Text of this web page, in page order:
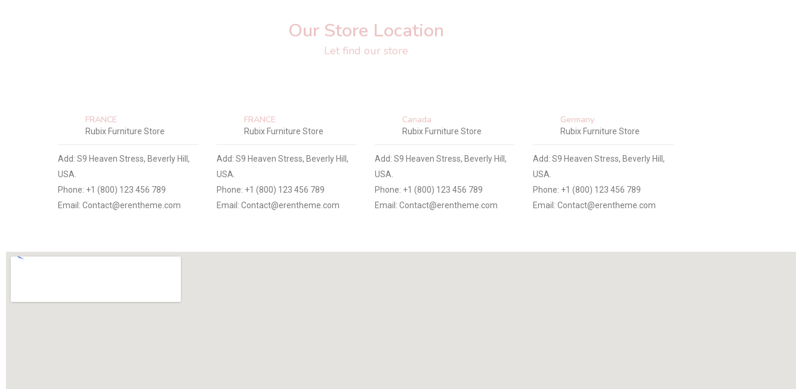
Our Store Location
Let find our store
FRANCE
Rubix Furniture Store
Add: S9 Heaven Stress, Beverly Hill,
USA.
Phone: +1 (800) 123 456 789
Email: Contact@erentheme.com
FRANCE
Rubix Furniture Store
Add: S9 Heaven Stress, Beverly Hill,
USA.
Phone: +1 (800) 123 456 789
Email: Contact@erentheme.com
Canada
Rubix Furniture Store
Add: S9 Heaven Stress, Beverly Hill,
USA.
Phone: +1 (800) 123 456 789
Email: Contact@erentheme.com
Germany
Rubix Furniture Store
Add: S9 Heaven Stress, Beverly Hill,
USA.
Phone: +1 (800) 123 456 789
Email: Contact@erentheme.com